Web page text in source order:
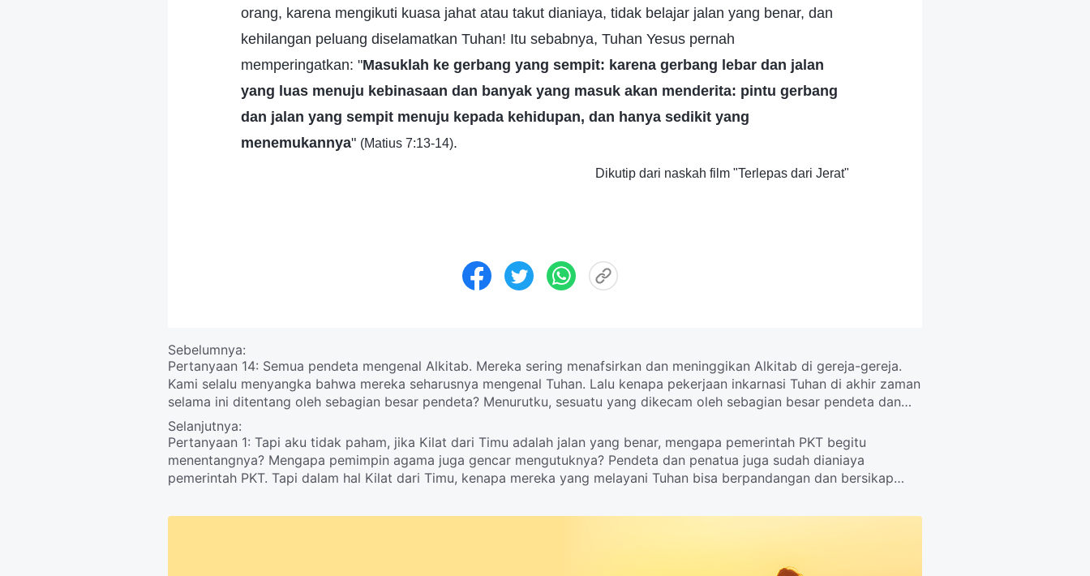
orang, karena mengikuti kuasa jahat atau takut dianiaya, tidak belajar jalan yang benar, dan
kehilangan peluang diselamatkan Tuhan! Itu sebabnya, Tuhan Yesus pernah
memperingatkan: "Masuklah ke gerbang yang sempit: karena gerbang lebar dan jalan
yang luas menuju kebinasaan dan banyak yang masuk akan menderita: pintu gerbang
dan jalan yang sempit menuju kepada kehidupan, dan hanya sedikit yang
menemukannya" (Matius 7:13-14).
Dikutip dari naskah film "Terlepas dari Jerat"
Sebelumnya:
Pertanyaan 14: Semua pendeta mengenal Alkitab. Mereka sering menafsirkan dan meninggikan Alkitab di gereja-gereja.
Kami selalu menyangka bahwa mereka seharusnya mengenal Tuhan. Lalu kenapa pekerjaan inkarnasi Tuhan di akhir zaman
selama ini ditentang oleh sebagian besar pendeta? Menurutku, sesuatu yang dikecam oleh sebagian besar pendeta dan
pemimpin, tidak mungkin adalah jalan yang benar!
Selanjutnya:
Pertanyaan 1: Tapi aku tidak paham, jika Kilat dari Timu adalah jalan yang benar, mengapa pemerintah PKT begitu
menentangnya? Mengapa pemimpin agama juga gencar mengutuknya? Pendeta dan penatua juga sudah dianiaya
pemerintah PKT. Tapi dalam hal Kilat dari Timu, kenapa mereka yang melayani Tuhan bisa berpandangan dan bersikap